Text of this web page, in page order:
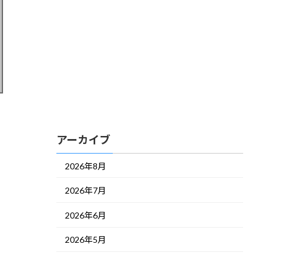
アーカイブ
2026年8月
2026年7月
2026年6月
2026年5月